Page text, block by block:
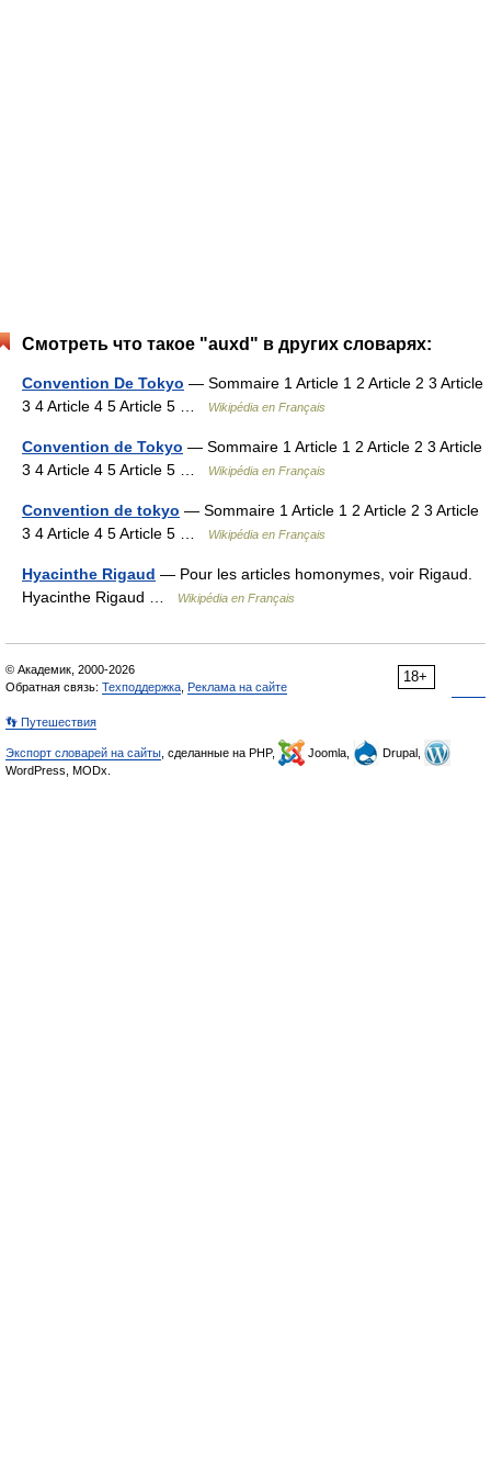
Смотреть что такое "auxd" в других словарях:
Convention De Tokyo — Sommaire 1 Article 1 2 Article 2 3 Article
3 4 Article 4 5 Article 5 …
Wikipédia en Français
Convention de Tokyo — Sommaire 1 Article 1 2 Article 2 3 Article
3 4 Article 4 5 Article 5 …
Wikipédia en Français
Convention de tokyo — Sommaire 1 Article 1 2 Article 2 3 Article
3 4 Article 4 5 Article 5 …
Wikipédia en Français
Hyacinthe Rigaud — Pour les articles homonymes, voir Rigaud.
Hyacinthe Rigaud …
Wikipédia en Français
18+
© Академик, 2000-2026
Обратная связь: Техподдержка Реклама на сайте
👣 Путешествия
Экспорт словарей на сайты , сделанные на PHP, Joomla,
Drupal,
WordPress, MODx.